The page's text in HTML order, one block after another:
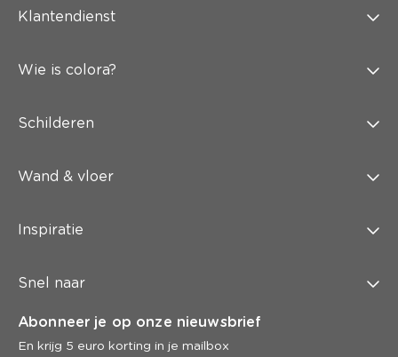
Klantendienst
Wie is colora?
Schilderen
Wand & vloer
Inspiratie
Snel naar
Abonneer je op onze nieuwsbrief
En krijg 5 euro korting in je mailbox